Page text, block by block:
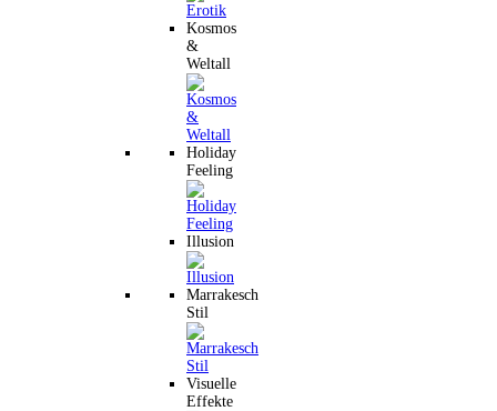
Kosmos
&
Weltall
Holiday
Feeling
Illusion
Marrakesch
Stil
Visuelle
Effekte